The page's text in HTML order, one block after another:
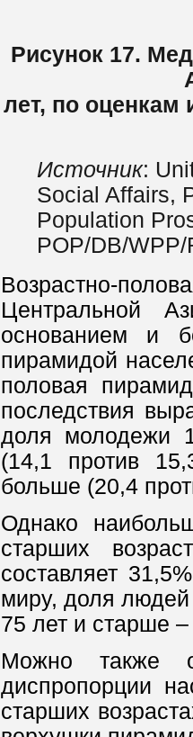
Рисунок 17.
лет, по оценкам
Источник:
Social Affairs,
Population
POP/DB/
Возрастно-
Центральной
основанием и
пирамидой
половая
последствия
доля молодежи
(14,1 против
больше (20,4
Однако
старших
составляет
миру, доля
75 лет и старше
Можно также
диспропорции
старших